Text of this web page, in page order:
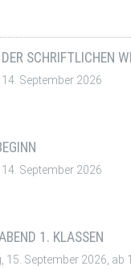
SCHRIFTLICHEN
September 2026
September 2026
1. KLASSEN
15. September 2026, ab